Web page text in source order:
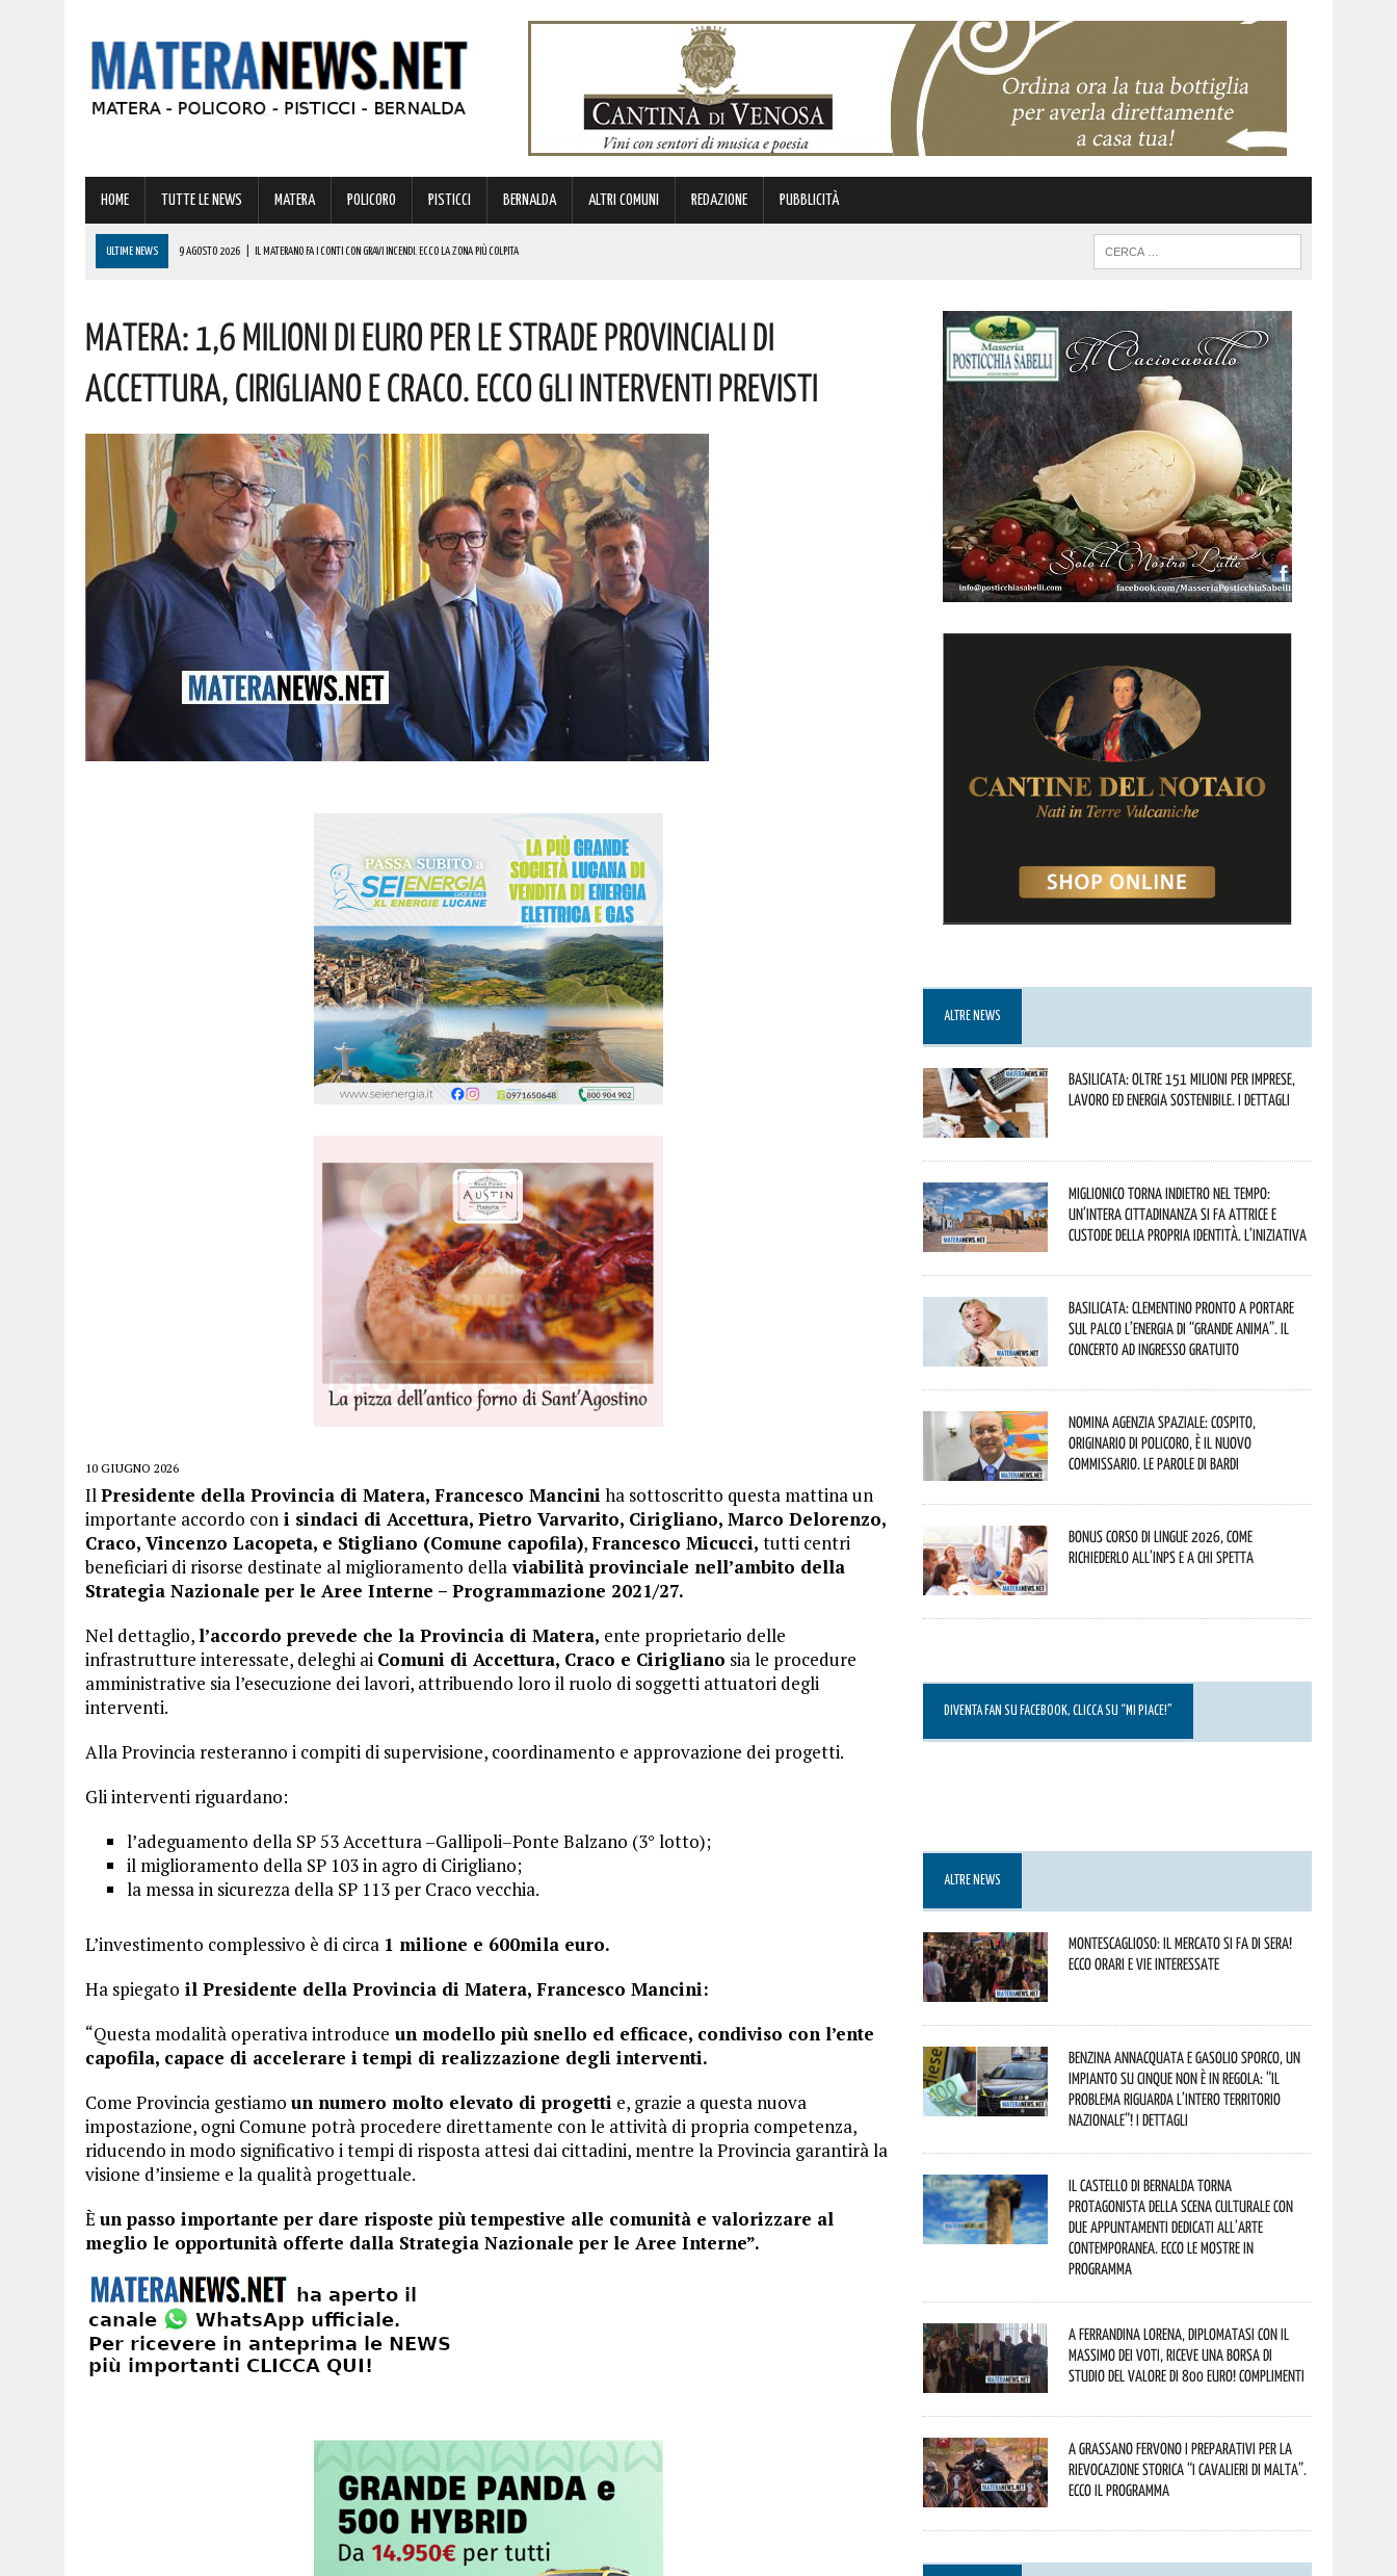
HOME TUTTE LE NEWS MATERA POLICORO PISTICCI BERNALDA ALTRI COMUNI REDAZIONE PUBBLICITÀ
ULTIME NEWS 9 AGOSTO 2026 IL MATERANO FA I CONTI CON GRAVI INCENDI. ECCO LA ZONA PIÙ COLPITA
9 AGOSTO 2026 MONDI LUCANI, PREMIATE MOLTE GRANDI PERSONALITÀ DEL MATERANO: TUTTE METTERANNO A DISPOSIZIONE DEL TERRITORIO ESPERIENZE E RELAZIONI MATURATE IN ITALIA E ALL’ESTERO.
COMPLIMENTI
Matera: 1,6 Milioni Di Euro Per Le Strade Provinciali Di
Accettura, Cirigliano E Craco. Ecco Gli Interventi Previsti
10 GIUGNO 2026
IlPresidente della Provincia di Matera, Francesco Mancini ha sottoscritto questa mattina un
importante accordo con i sindaci di Accettura, Pietro Varvarito, Cirigliano, Marco Delorenzo,
Craco, Vincenzo Lacopeta, e Stigliano (Comune capofila),Francesco Micucci, tutti centri
beneficiari di risorse destinate al miglioramento dellaviabilità provinciale nell’ambito della
Strategia Nazionale per le Aree Interne – Programmazione 2021/27.
Nel dettaglio,l’accordo prevede che la Provincia di Matera, ente proprietario delle
infrastrutture interessate, deleghi ai Comuni di Accettura, Craco e Cirigliano sia le procedure
amministrative sia l’esecuzione dei lavori, attribuendo loro il ruolo di soggetti attuatori degli
interventi.
Alla Provincia resteranno i compiti di supervisione, coordinamento e approvazione dei progetti.
Gli interventi riguardano:
l’adeguamento della SP 53 Accettura –Gallipoli–Ponte Balzano (3° lotto);
il miglioramento della SP 103 in agro di Cirigliano;
la messa in sicurezza della SP 113 per Craco vecchia.
L’investimento complessivo è di circa 1 milione e 600mila euro.
Ha spiegato il Presidente della Provincia di Matera, Francesco Mancini:
“Questa modalità operativa introduce un modello più snello ed efficace, condiviso con l’ente
capofila, capace di accelerare i tempi di realizzazione degli interventi.
Come Provincia gestiamo un numero molto elevato di progetti e, grazie a questa nuova
impostazione, ogni Comune potrà procedere direttamente con le attività di propria competenza,
riducendo in modo significativo i tempi di risposta attesi dai cittadini, mentre la Provincia garantirà la
visione d’insieme e la qualità progettuale.
È un passo importante per dare risposte più tempestive alle comunità e valorizzare al
meglio le opportunità offerte dalla Strategia Nazionale per le Aree Interne”.
ALTRE NEWS
Basilicata: oltre 151 milioni per imprese,
lavoro ed energia sostenibile. I dettagli
Miglionico torna indietro nel tempo:
un’intera cittadinanza si fa attrice e
custode della propria identità. L’iniziativa
Basilicata: Clementino pronto a portare
sul palco l’energia di “Grande Anima”. Il
concerto ad ingresso gratuito
Nomina Agenzia Spaziale: Cospito,
originario di Policoro, è il nuovo
commissario. Le parole di Bardi
Bonus corso di lingue 2026, come
richiederlo all’INPS e a chi spetta
DIVENTA FAN SU FACEBOOK, CLICCA SU “MI PIACE!”
ALTRE NEWS
Montescaglioso: il mercato si fa di sera!
Ecco orari e vie interessate
Benzina annacquata e gasolio sporco, un
impianto su cinque non è in regola: “il
problema riguarda l’intero territorio
Nazionale”! I dettagli
Il Castello di Bernalda torna
protagonista della scena culturale con
due appuntamenti dedicati all’arte
contemporanea. Ecco le mostre in
programma
A Ferrandina Lorena, diplomatasi con il
massimo dei voti, riceve una borsa di
studio del valore di 800 euro! Complimenti
A Grassano fervono i preparativi per la
Rievocazione Storica “I CAVALIERI DI MALTA”.
Ecco il programma